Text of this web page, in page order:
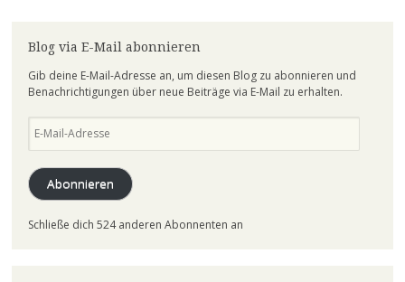
Blog via E-Mail abonnieren
Gib deine E-Mail-Adresse an, um diesen Blog zu abonnieren und
Benachrichtigungen über neue Beiträge via E-Mail zu erhalten.
Mail-
Abonnieren
Schließe dich 524 anderen Abonnenten an